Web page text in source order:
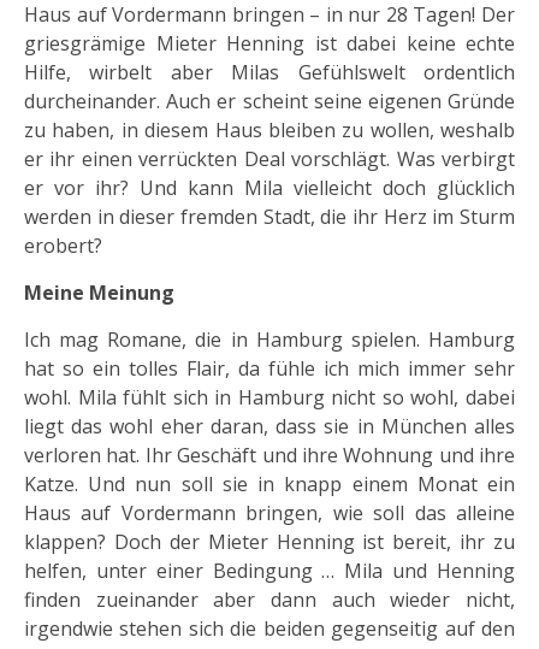
Haus auf Vordermann bringen – in nur 28 Tagen! Der
griesgrämige Mieter Henning ist dabei keine echte
Hilfe, wirbelt aber Milas Gefühlswelt ordentlich
durcheinander. Auch er scheint seine eigenen Gründe
zu haben, in diesem Haus bleiben zu wollen, weshalb
er ihr einen verrückten Deal vorschlägt. Was verbirgt
er vor ihr? Und kann Mila vielleicht doch glücklich
werden in dieser fremden Stadt, die ihr Herz im Sturm
erobert?
Meine Meinung
Ich mag Romane, die in Hamburg spielen. Hamburg
hat so ein tolles Flair, da fühle ich mich immer sehr
wohl. Mila fühlt sich in Hamburg nicht so wohl, dabei
liegt das wohl eher daran, dass sie in München alles
verloren hat. Ihr Geschäft und ihre Wohnung und ihre
Katze. Und nun soll sie in knapp einem Monat ein
Haus auf Vordermann bringen, wie soll das alleine
klappen? Doch der Mieter Henning ist bereit, ihr zu
helfen, unter einer Bedingung … Mila und Henning
finden zueinander aber dann auch wieder nicht,
irgendwie stehen sich die beiden gegenseitig auf den